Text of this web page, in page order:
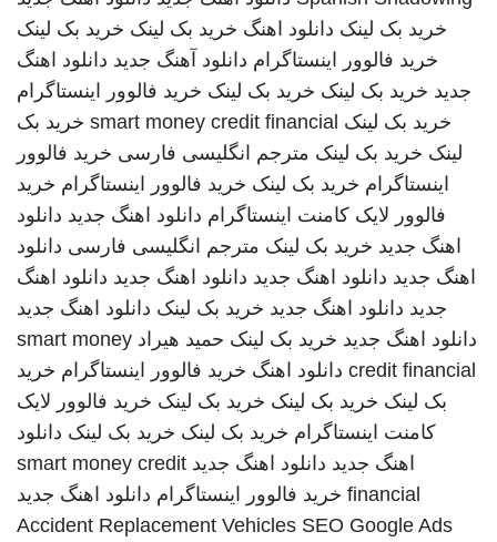
خرید بک لینک دانلود اهنگ خرید بک لینک خرید بک لینک
خرید فالوور اینستاگرام دانلود آهنگ جدید دانلود اهنگ
جدید خرید بک لینک خرید بک لینک خرید فالوور اینستاگرام
خرید بک لینک smart money credit financial خرید بک
لینک خرید بک لینک مترجم انگلیسی فارسی خرید فالوور
اینستاگرام خرید بک لینک خرید فالوور اینستاگرام خرید
فالوور لایک کامنت اینستاگرام دانلود اهنگ جدید دانلود
اهنگ جدید خرید بک لینک مترجم انگلیسی فارسی دانلود
اهنگ جدید دانلود اهنگ جدید دانلود اهنگ جدید دانلود اهنگ
جدید دانلود اهنگ جدید خرید بک لینک دانلود اهنگ جدید
دانلود اهنگ جدید خرید بک لینک حمید هیراد smart money
credit financial دانلود اهنگ خرید فالوور اینستاگرام خرید
بک لینک خرید بک لینک خرید بک لینک خرید فالوور لایک
کامنت اینستاگرام خرید بک لینک خرید بک لینک دانلود
اهنگ جدید دانلود اهنگ جدید smart money credit
financial خرید فالوور اینستاگرام دانلود اهنگ جدید
Accident Replacement Vehicles SEO Google Ads